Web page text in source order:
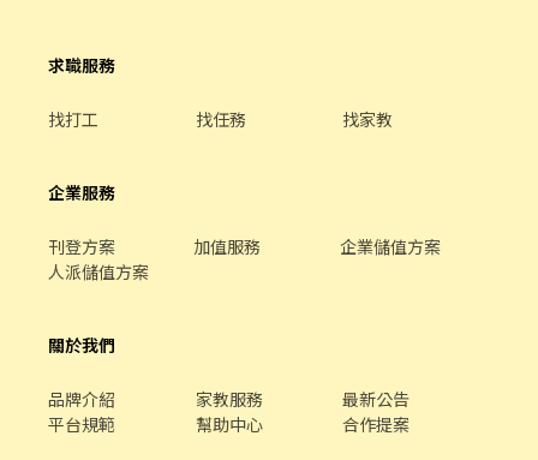
求職服務
找打工 找任務 找家教
企業服務
刊登方案 加值服務
企業儲值方案
人派儲值方案
關於我們
品牌介紹 家教服務
最新公告
平台規範
幫助中心 合作提案